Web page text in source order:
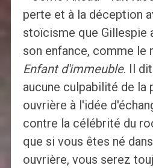
perte et à la déception
stoïcisme que Gillespie
son enfance, comme le
Enfant d'immeuble. Il
aucune culpabilité de la
ouvrière à l'idée
contre la célébrité du
que si vous êtes né
ouvrière, vous serez